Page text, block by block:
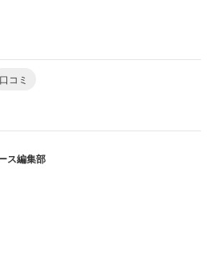
消費財まで幅広く事業展開～
口コミ
ス編集部